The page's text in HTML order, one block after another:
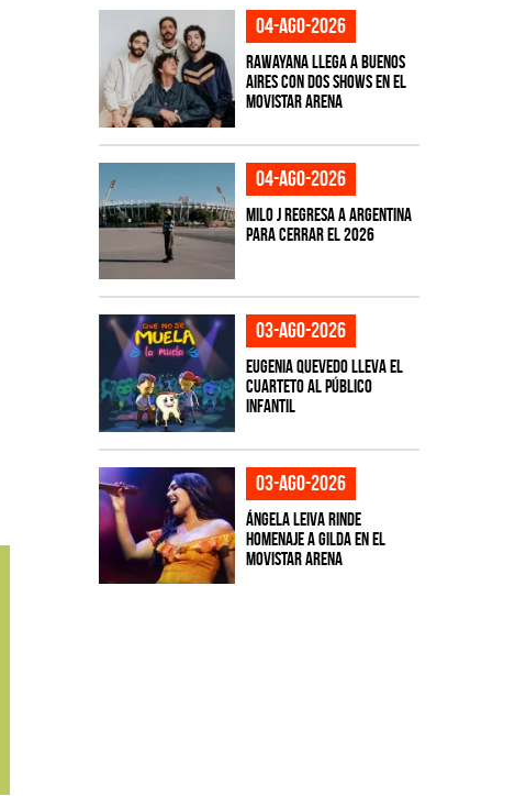
04-ago-2026
Rawayana llega a Buenos
Aires con dos shows en el
Movistar Arena
04-ago-2026
Milo J regresa a Argentina
para cerrar el 2026
03-ago-2026
Eugenia Quevedo lleva el
cuarteto al público
infantil
03-ago-2026
Ángela Leiva rinde
homenaje a Gilda en el
Movistar Arena